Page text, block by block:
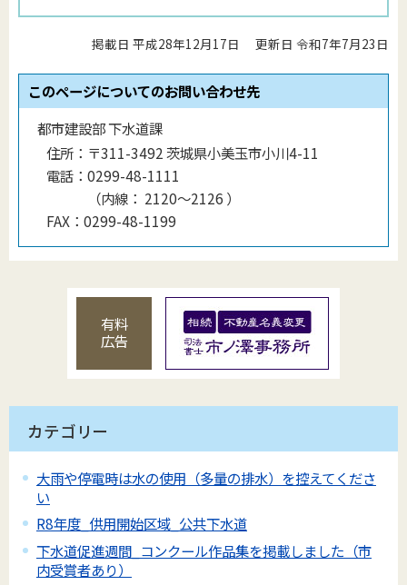
掲載日 平成28年12月17日 更新日 令和7年7月23日
このページについてのお問い合わせ先
都市建設部 下水道課
住所： 〒311-3492 茨城県小美玉市小川4-11
電話： 0299-48-1111
（内線 ： 2120〜2126 ）
FAX： 0299-48-1199
有料
広告
カテゴリー
大雨や停電時は水の使用（多量の排水）を控えてくださ
い
R8年度_供用開始区域_公共下水道
下水道促進週間_コンクール作品集を掲載しました（市
内受賞者あり）